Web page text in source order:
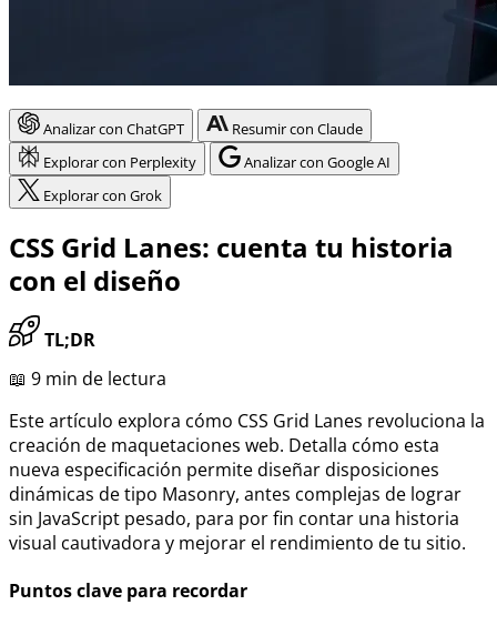
Analizar con ChatGPT
Resumir con Claude
Explorar con Perplexity
Analizar con Google AI
Explorar con Grok
CSS Grid Lanes: cuenta tu historia
con el diseño
TL;DR
📖 9 min de lectura
Este artículo explora cómo CSS Grid Lanes revoluciona la
creación de maquetaciones web. Detalla cómo esta
nueva especificación permite diseñar disposiciones
dinámicas de tipo Masonry, antes complejas de lograr
sin JavaScript pesado, para por fin contar una historia
visual cautivadora y mejorar el rendimiento de tu sitio.
Puntos clave para recordar